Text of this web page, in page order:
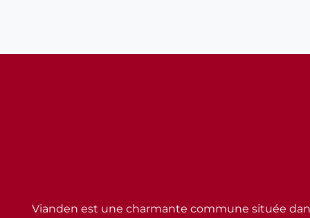
Vianden est une charmante commune située